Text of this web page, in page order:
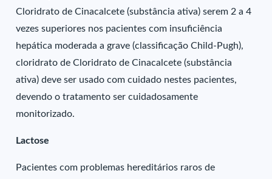
Cloridrato de Cinacalcete (substância ativa) serem 2 a 4
vezes superiores nos pacientes com insuficiência
hepática moderada a grave (classificação Child-Pugh),
cloridrato de Cloridrato de Cinacalcete (substância
ativa) deve ser usado com cuidado nestes pacientes,
devendo o tratamento ser cuidadosamente
monitorizado.
Lactose
Pacientes com problemas hereditários raros de